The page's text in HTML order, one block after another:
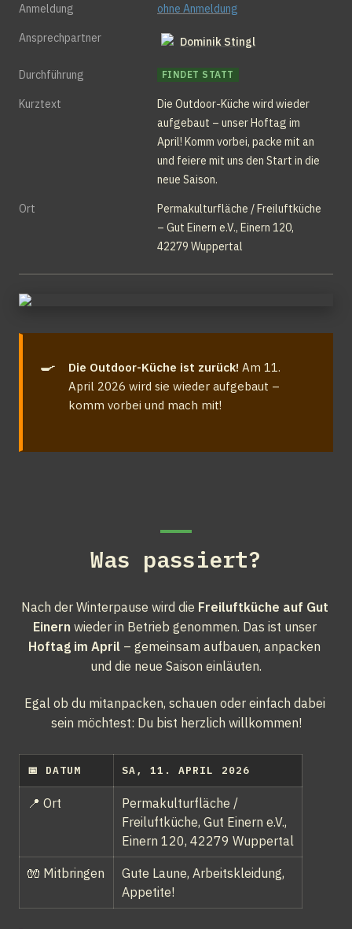
Anmeldung ohne Anmeldung
Ansprechpartner Dominik Stingl
Durchführung FINDET STATT
Kurztext
Die Outdoor-Küche wird wieder
aufgebaut – unser Hoftag im
April! Komm vorbei, packe mit an
und feiere mit uns den Start in die
neue Saison.
Ort
Permakulturfläche / Freiluftküche
– Gut Einern e.V., Einern 120,
42279 Wuppertal
🍳 Die Outdoor-Küche ist zurück! Am 11.
April 2026 wird sie wieder aufgebaut –
komm vorbei und mach mit!
Was passiert?
Nach der Winterpause wird die Freiluftküche auf Gut
Einern
wieder in Betrieb genommen. Das ist unser
Hoftag im April – gemeinsam aufbauen, anpacken
und die neue Saison einläuten.
Egal ob du mitanpacken, schauen oder einfach dabei
sein möchtest: Du bist herzlich willkommen!
📅 DATUM SA, 11. APRIL 2026
📍 Ort
Permakulturfläche /
Freiluftküche, Gut Einern e.V.,
Einern 120, 42279 Wuppertal
🧤 Mitbringen
Gute Laune, Arbeitskleidung,
Appetite!